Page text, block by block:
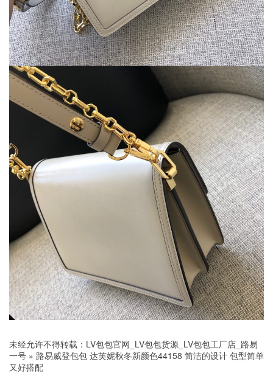
未经允许不得转载： LV包包官网_LV包包货源_LV包包工厂店_路易
一号 » 路易威登包包 达芙妮秋冬新颜色44158 简洁的设计 包型简单
又好搭配